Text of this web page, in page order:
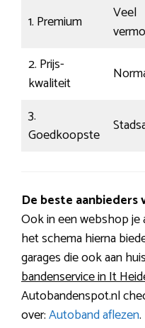
1. Premium
Veel
2. Prijs-
kwaliteit
3.
Goedkoopste
De beste aanbieders
Ook in een webshop
het schema hierna
garages die ook aan
bandenservice in It
Autobandenspot.nl
over:Autoband aflezen.